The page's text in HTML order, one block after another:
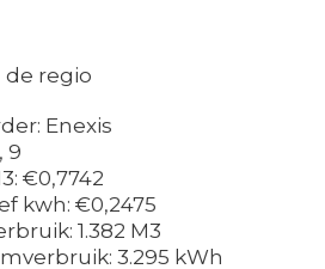
de regio
Enexis
9
€0,7742
kwh: €0,2475
1.382 M3
3.295 kWh